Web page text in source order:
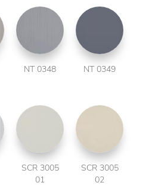
NT 0348 NT 0349
SCR 3005
01
SCR 3005
02